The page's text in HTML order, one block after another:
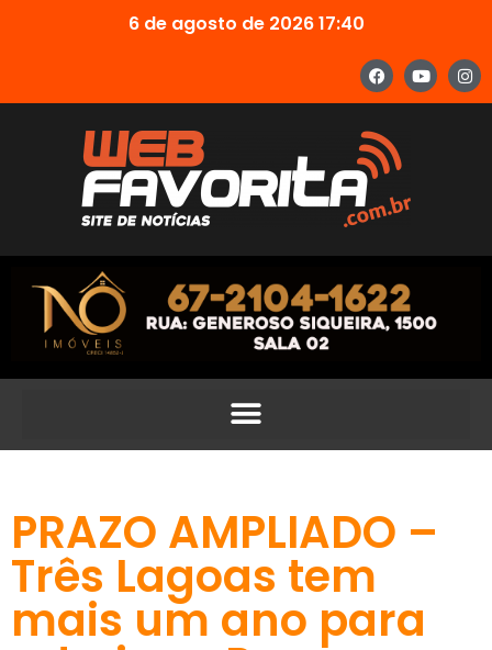
6 de agosto de 2026 17:40
PRAZO AMPLIADO –
Três Lagoas tem
mais um ano para